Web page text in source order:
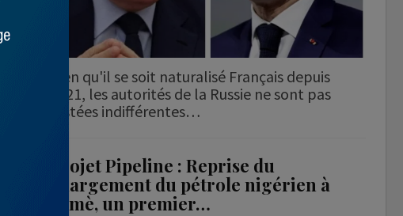
Bien qu'il se soit naturalisé Français depuis
2021, les autorités de la Russie ne sont pas
restées indifférentes…
Projet Pipeline : Reprise du
chargement du pétrole nigérien à
Sèmè, un premier…